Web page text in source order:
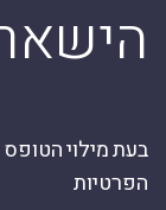
בעת מילוי
הפרטיות